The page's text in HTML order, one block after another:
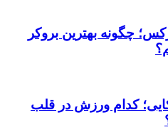
چگونه بهترین بروکر
کدام ورزش در قلب